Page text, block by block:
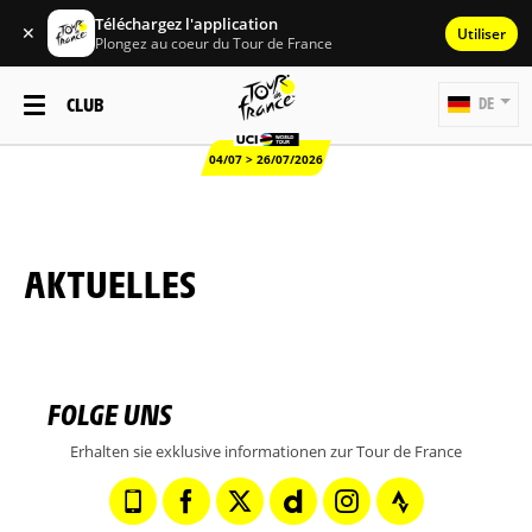
✕ Téléchargez l'application
Plongez au coeur du Tour de France Utiliser
CLUB
04/07 > 26/07/2026
DE
AKTUELLES
FOLGE UNS
Erhalten sie exklusive informationen zur Tour de France